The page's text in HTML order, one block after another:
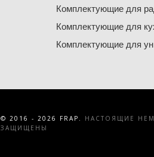
Комплектующие для
Комплектующие для
Комплектующие для
© 2016 - 2026 FRAP.
НАСТОЯЩИЕ
ЗАЩИЩЕНЫ